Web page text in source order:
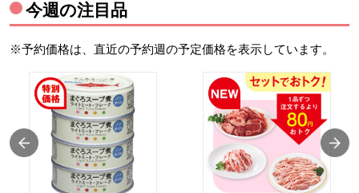
今週の注目品
※予約価格は、直近の予約週の予定価格を表示しています。